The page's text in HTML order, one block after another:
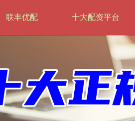
联丰优配 十大配资平台